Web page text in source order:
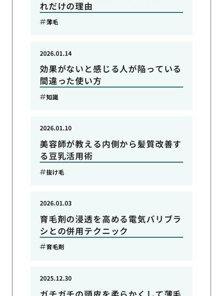
れだけの理由
薄毛
効果がないと感じる人が陥っている
間違った使い方
2026.01.14
知識
美容師が教える内側から髪質改善す
る豆乳活用術
2026.01.10
抜け毛
育毛剤の浸透を高める電気バリブラ
シとの併用テクニック
2026.01.03
育毛剤
2025.12.30